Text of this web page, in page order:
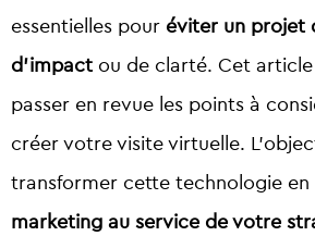
essentielles pour éviter un projet
d’impact ou de clarté. Cet
passer en revue les points à
créer votre visite virtuelle.
transformer cette technologie en
marketing au service de votre